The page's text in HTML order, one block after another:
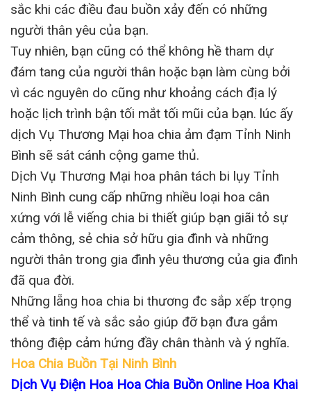
sắc khi các điều đau buồn xảy đến có những
người thân yêu của bạn.
Tuy nhiên, bạn cũng có thể không hề tham dự
đám tang của người thân hoặc bạn làm cùng bởi
vì các nguyên do cũng như khoảng cách địa lý
hoặc lịch trình bận tối mắt tối mũi của bạn. lúc ấy
dịch Vụ Thương Mại hoa chia ảm đạm Tỉnh Ninh
Bình sẽ sát cánh cộng game thủ.
Dịch Vụ Thương Mại hoa phân tách bi lụy Tỉnh
Ninh Bình cung cấp những nhiều loại hoa cân
xứng với lễ viếng chia bi thiết giúp bạn giãi tỏ sự
cảm thông, sẻ chia sở hữu gia đình và những
người thân trong gia đình yêu thương của gia đình
đã qua đời.
Những lẵng hoa chia bi thương đc sắp xếp trọng
thể và tinh tế và sắc sảo giúp đỡ bạn đưa gắm
thông điệp cảm hứng đầy chân thành và ý nghĩa.
Hoa Chia Buồn Tại Ninh Bình
Dịch Vụ Điện Hoa Hoa Chia Buồn Online Hoa Khai